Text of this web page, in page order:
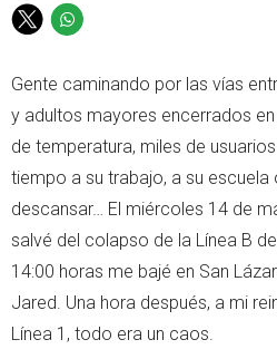
T
i
t
e
r
W
a
s
a
p
Gente caminando por las vías
y adultos mayores encerrados
de temperatura, miles de
tiempo a su trabajo, a su
descansar… El miércoles 14 de
salvé del colapso de la Línea B
14:00 horas me bajé en San
Jared. Una hora después, a mi
Línea 1, todo era un caos.